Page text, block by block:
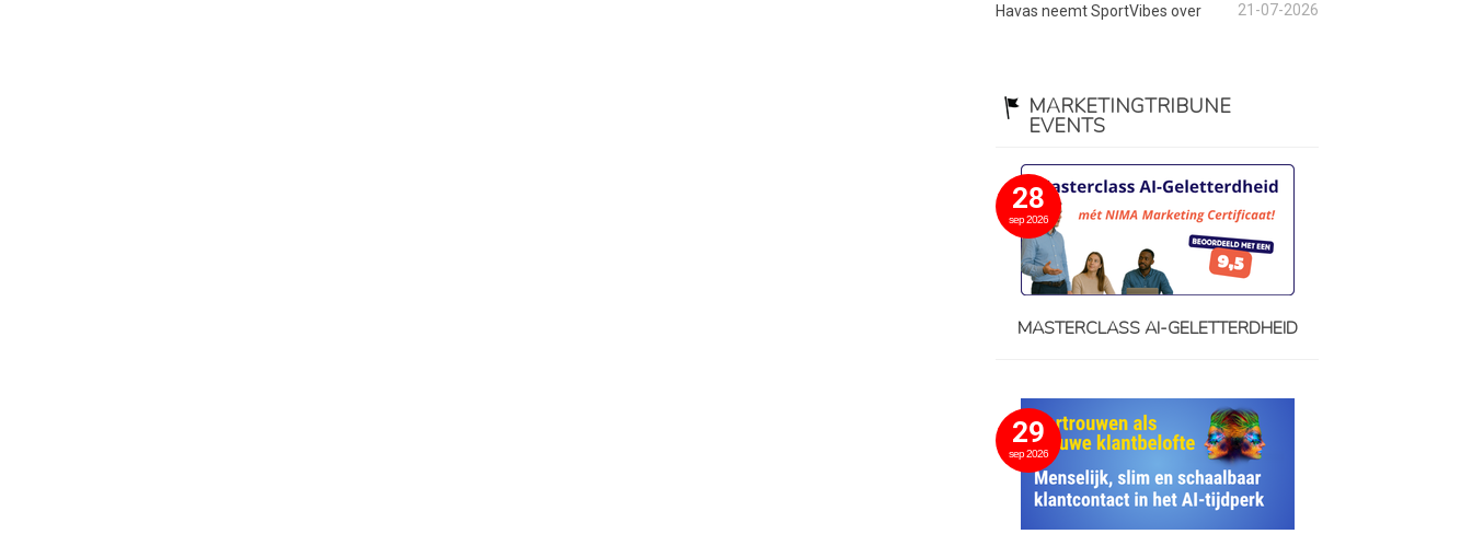
Havas neemt SportVibes over
21-07-2026
MARKETINGTRIBUNE
EVENTS
28
sep 2026
MASTERCLASS AI-GELETTERDHEID
29
sep 2026